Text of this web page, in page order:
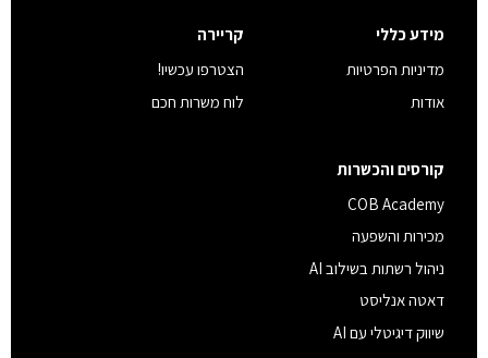
מידע כללי
מדיניות הפרטיות
אודות
קריירה
הצטרפו עכשיו!
לוח משרות חכם
קורסים והכשרות
COB Academy
מכירות והשפעה
ניהול רשתות בשילוב AI
דאטה אנליסט
שיווק דיגיטלי עם AI